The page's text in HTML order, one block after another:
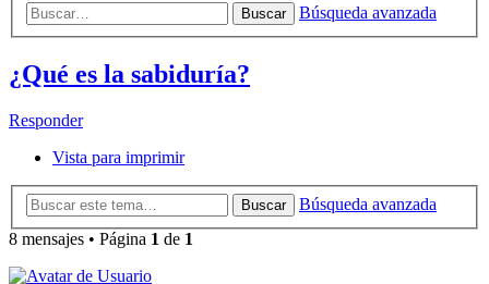
Buscar Búsqueda avanzada
¿Qué es la sabiduría?
Responder
Vista para imprimir
Buscar
Búsqueda avanzada
8 mensajes • Página 1 de 1